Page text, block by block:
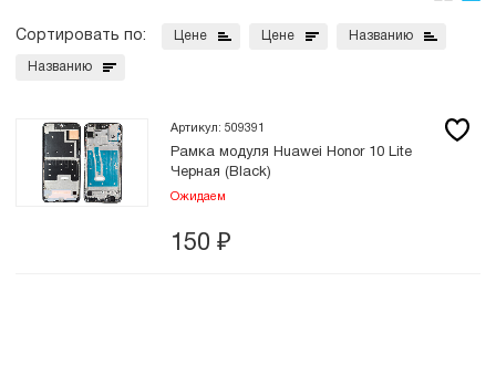
Сортировать по: Цене Цене Названию
Названию
Артикул: 509391
Рамка модуля Huawei Honor 10 Lite
Черная (Black)
Ожидаем
150 ₽